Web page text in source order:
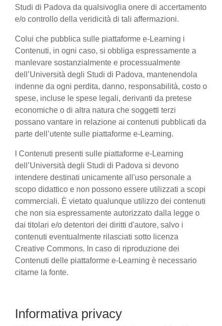
Studi di Padova da qualsivoglia onere di accertamento
e/o controllo della veridicità di tali affermazioni.
Colui che pubblica sulle piattaforme e-Learning i
Contenuti, in ogni caso, si obbliga espressamente a
manlevare sostanzialmente e processualmente
dell’Università degli Studi di Padova, mantenendola
indenne da ogni perdita, danno, responsabilità, costo o
spese, incluse le spese legali, derivanti da pretese
economiche o di altra natura che soggetti terzi
possano vantare in relazione ai contenuti pubblicati da
parte dell’utente sulle piattaforme e-Learning.
I Contenuti presenti sulle piattaforme e-Learning
dell’Università degli Studi di Padova si devono
intendere destinati unicamente all'uso personale a
scopo didattico e non possono essere utilizzati a scopi
commerciali. È vietato qualunque utilizzo dei contenuti
che non sia espressamente autorizzato dalla legge o
dai titolari e/o detentori dei diritti d'autore, salvo i
contenuti eventualmente rilasciati sotto licenza
Creative Commons. In caso di riproduzione dei
Contenuti delle piattaforme e-Learning è necessario
citarne la fonte.
Informativa privacy